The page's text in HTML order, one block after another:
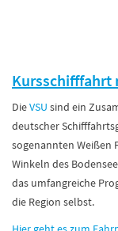
Kursschifffahrt
DieVSU sind ein
deutscher
sogenannten Weißen
Winkeln des
das umfangreiche
die Region selbst.